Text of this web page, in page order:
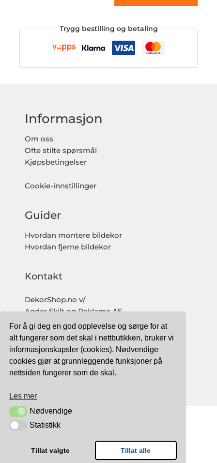
For å gi deg en god opplevelse og sørge for at
alt fungerer som det skal i nettbutikken, bruker vi
informasjonskapsler (cookies). Nødvendige
cookies gjør at grunnleggende funksjoner på
nettsiden fungerer som de skal.
Les mer
NødvendigeNødvendige
StatistikkStatistikk
Tillat valgte Tillat alle
Trygg bestilling og betaling
Informasjon
Om oss
Ofte stilte spørsmål
Kjøpsbetingelser
Cookie-innstillinger
Guider
Hvordan montere bildekor
Hvordan fjerne bildekor
Kontakt
DekorShop.no v/
Agder Skilt og Reklame AS
Org. nr: 997 633 016 MVA
salg@dekorshop.no
Tlf: 959 32 123
09.00 - 16.00
TRYGG BETALING MED: